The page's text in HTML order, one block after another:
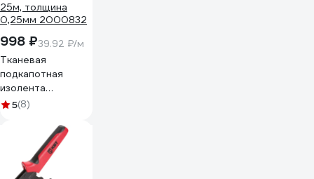
998 ₽39.92 ₽/м
Тканевая
подкапотная
изолента
Terminator Izt
25м, толщина
0,25мм 2000832
5(8)